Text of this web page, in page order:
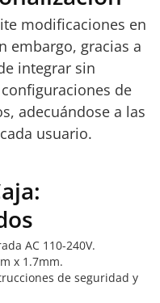
modificaciones en
embargo, gracias a
integrar sin
de
adecuándose a las
usuario.
AC 110-240V.
x 1.7mm.
de seguridad y